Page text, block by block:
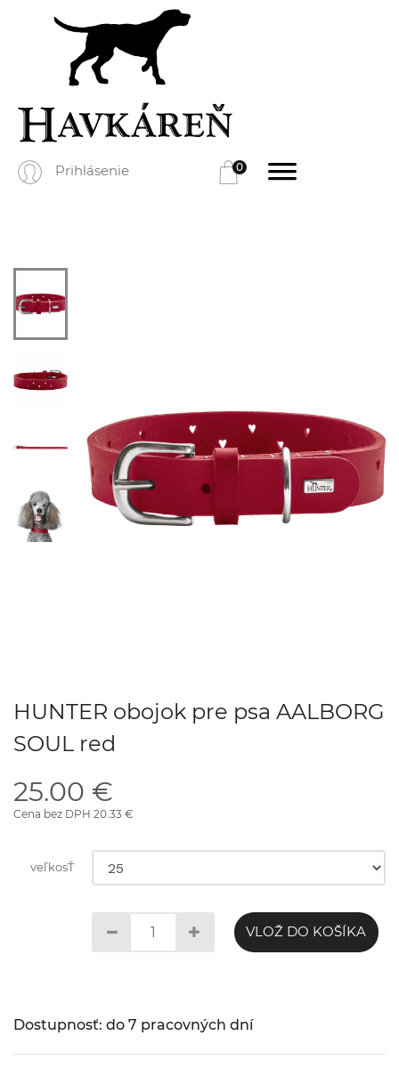
Prihlásenie 0
HUNTER obojok pre psa AALBORG
SOUL red
25.00 €
Cena bez DPH 20.33 €
veľkosŤ
VLOŽ DO KOŠÍKA
Dostupnosť: do 7 pracovných dní